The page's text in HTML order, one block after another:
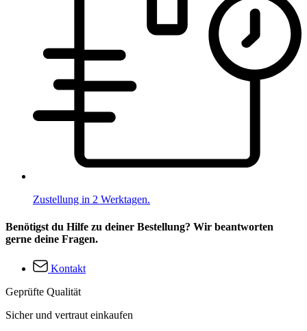
Zustellung in 2 Werktagen.
Benötigst du Hilfe zu deiner Bestellung? Wir beantworten
gerne deine Fragen.
Kontakt
Geprüfte Qualität
Sicher und vertraut einkaufen